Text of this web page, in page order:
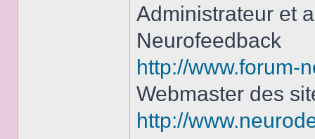
Administrateur et
Neurofeedback
http://www.forum-
Webmaster des
http://